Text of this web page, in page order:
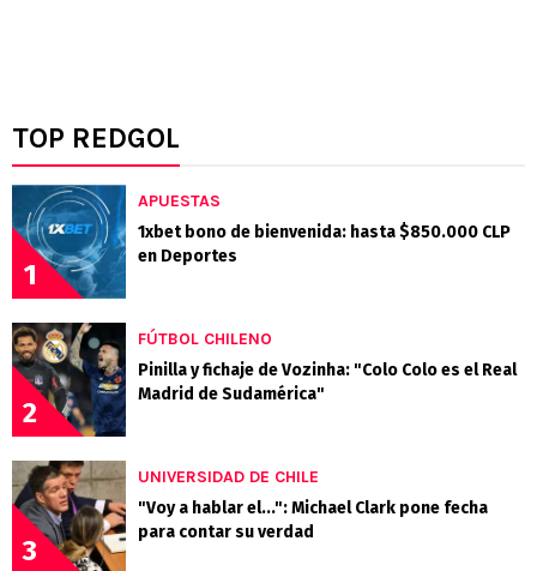
TOP REDGOL
1
APUESTAS
1xbet bono de bienvenida: hasta $850.000 CLP
en Deportes
2
FÚTBOL CHILENO
Pinilla y fichaje de Vozinha: "Colo Colo es el Real
Madrid de Sudamérica"
3
UNIVERSIDAD DE CHILE
"Voy a hablar el...": Michael Clark pone fecha
para contar su verdad